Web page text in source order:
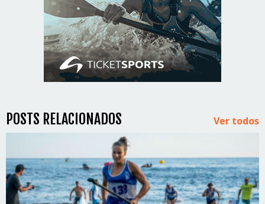
POSTS RELACIONADOS Ver todos